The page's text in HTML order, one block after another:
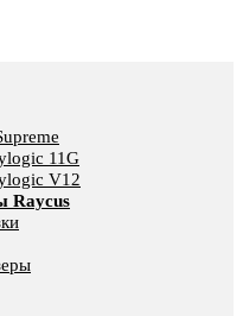
11G
V12
Raycus